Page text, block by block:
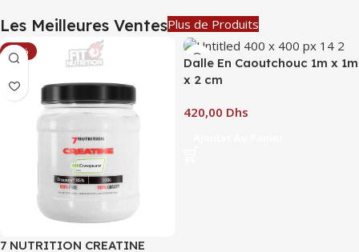
Les Meilleures VentesPlus de Produits
-18%
7 NUTRITION CREATINE
Dalle En Caoutchouc 1m x 1m
x 2 cm
Dhs